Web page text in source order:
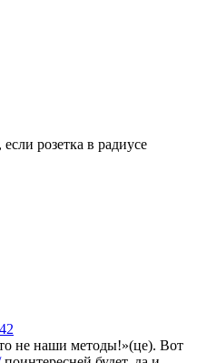
розетка в радиусе
не наши методы!»(це). Вот